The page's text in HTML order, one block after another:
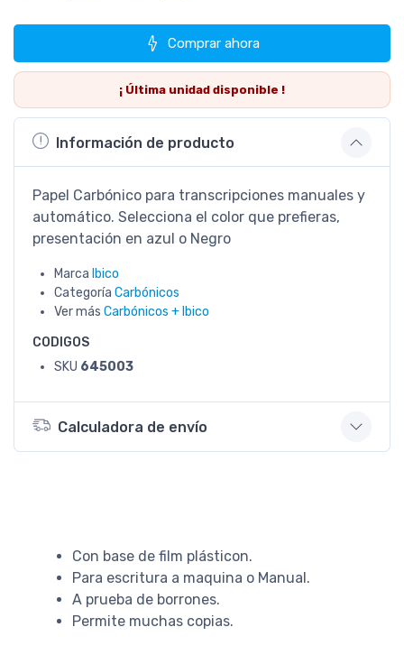
Comprar ahora
¡ Última unidad disponible !
Información de producto
Papel Carbónico para transcripciones manuales y
automático. Selecciona el color que prefieras,
presentación en azul o Negro
Marca Ibico
Categoría Carbónicos
Ver más Carbónicos + Ibico
CODIGOS
SKU 645003
Calculadora de envío
Con base de film plásticon.
Para escritura a maquina o Manual.
A prueba de borrones.
Permite muchas copias.